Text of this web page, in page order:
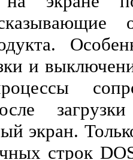
и
экран.
строк